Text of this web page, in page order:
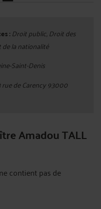
:Droit public, Droit des
la nationalité
Saint-Denis
rue de Carency 93000
Amadou TALL
contient pas de